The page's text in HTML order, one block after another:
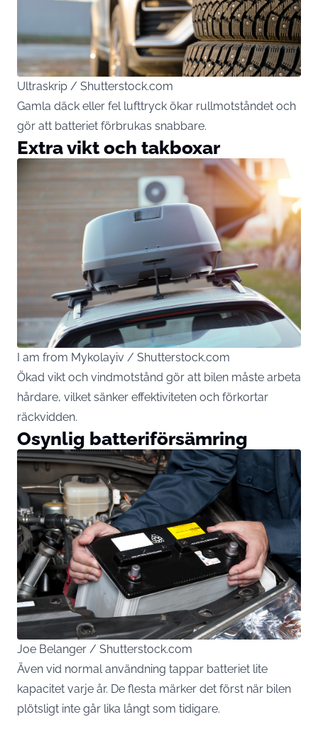
Ultraskrip / Shutterstock.com
Gamla däck eller fel lufttryck ökar rullmotståndet och
gör att batteriet förbrukas snabbare.
Extra vikt och takboxar
I am from Mykolayiv / Shutterstock.com
Ökad vikt och vindmotstånd gör att bilen måste arbeta
hårdare, vilket sänker effektiviteten och förkortar
räckvidden.
Osynlig batteriförsämring
Joe Belanger / Shutterstock.com
Även vid normal användning tappar batteriet lite
kapacitet varje år. De flesta märker det först när bilen
plötsligt inte går lika långt som tidigare.